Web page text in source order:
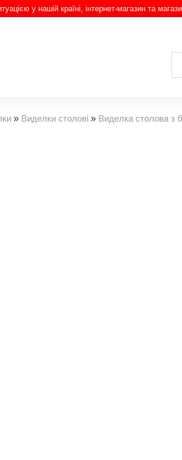
у нашій країні, інтернет-магазин та
» Виделки столові » Виделка столова з